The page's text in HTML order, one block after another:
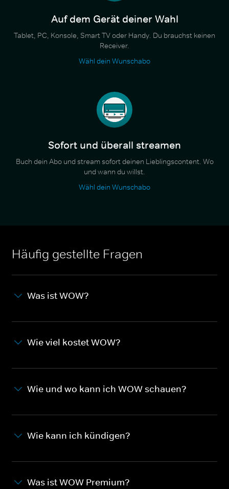
Auf dem Gerät deiner Wahl
Tablet, PC, Konsole, Smart TV oder Handy. Du brauchst keinen
Receiver.
Wähl dein Wunschabo
Sofort und überall streamen
Buch dein Abo und stream sofort deinen Lieblingscontent. Wo
und wann du willst.
Wähl dein Wunschabo
Häufig gestellte Fragen
Was ist WOW?
Wie viel kostet WOW?
Wie und wo kann ich WOW schauen?
Wie kann ich kündigen?
Was ist WOW Premium?